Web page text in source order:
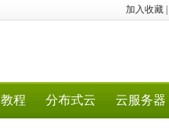
加入收藏
教程 分布式云 云服务器